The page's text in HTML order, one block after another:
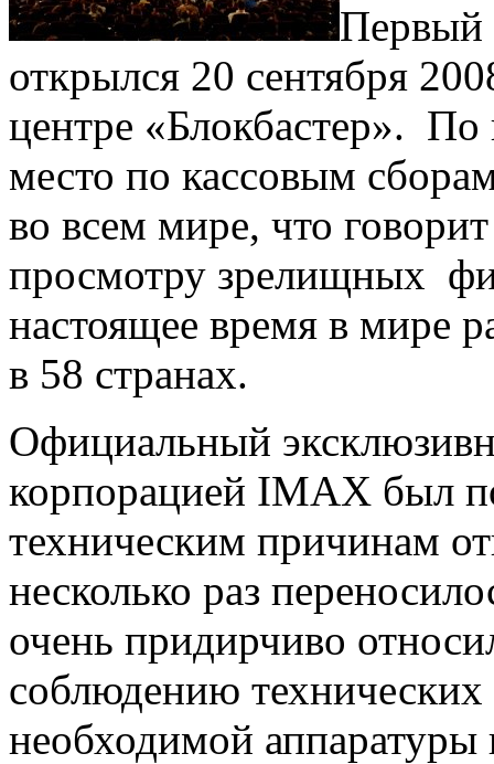
Первый
открылся 20 сентября
центре «Блокбастер». По
место по кассовым
во всем мире, что
просмотру зрелищных
настоящее время в мире
в 58 странах.
Официальный
корпорацией IMAX был
техническим причинам
несколько раз
очень придирчиво
соблюдению технических
необходимой аппаратуры